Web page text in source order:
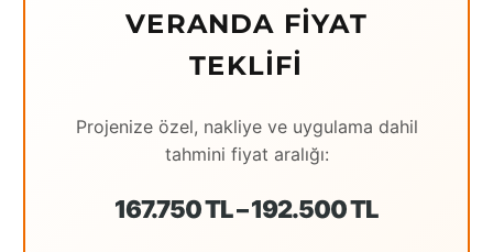
VERANDA FIYAT
TEKLIFI
Projenize özel, nakliye ve uygulama dahil
tahmini fiyat aralığı:
167.750 TL – 192.500 TL
Giresun